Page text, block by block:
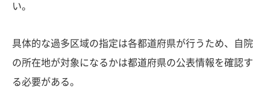
い。
具体的な過多区域の指定は各都道府県が行うため、自院
の所在地が対象になるかは都道府県の公表情報を確認す
る必要がある。